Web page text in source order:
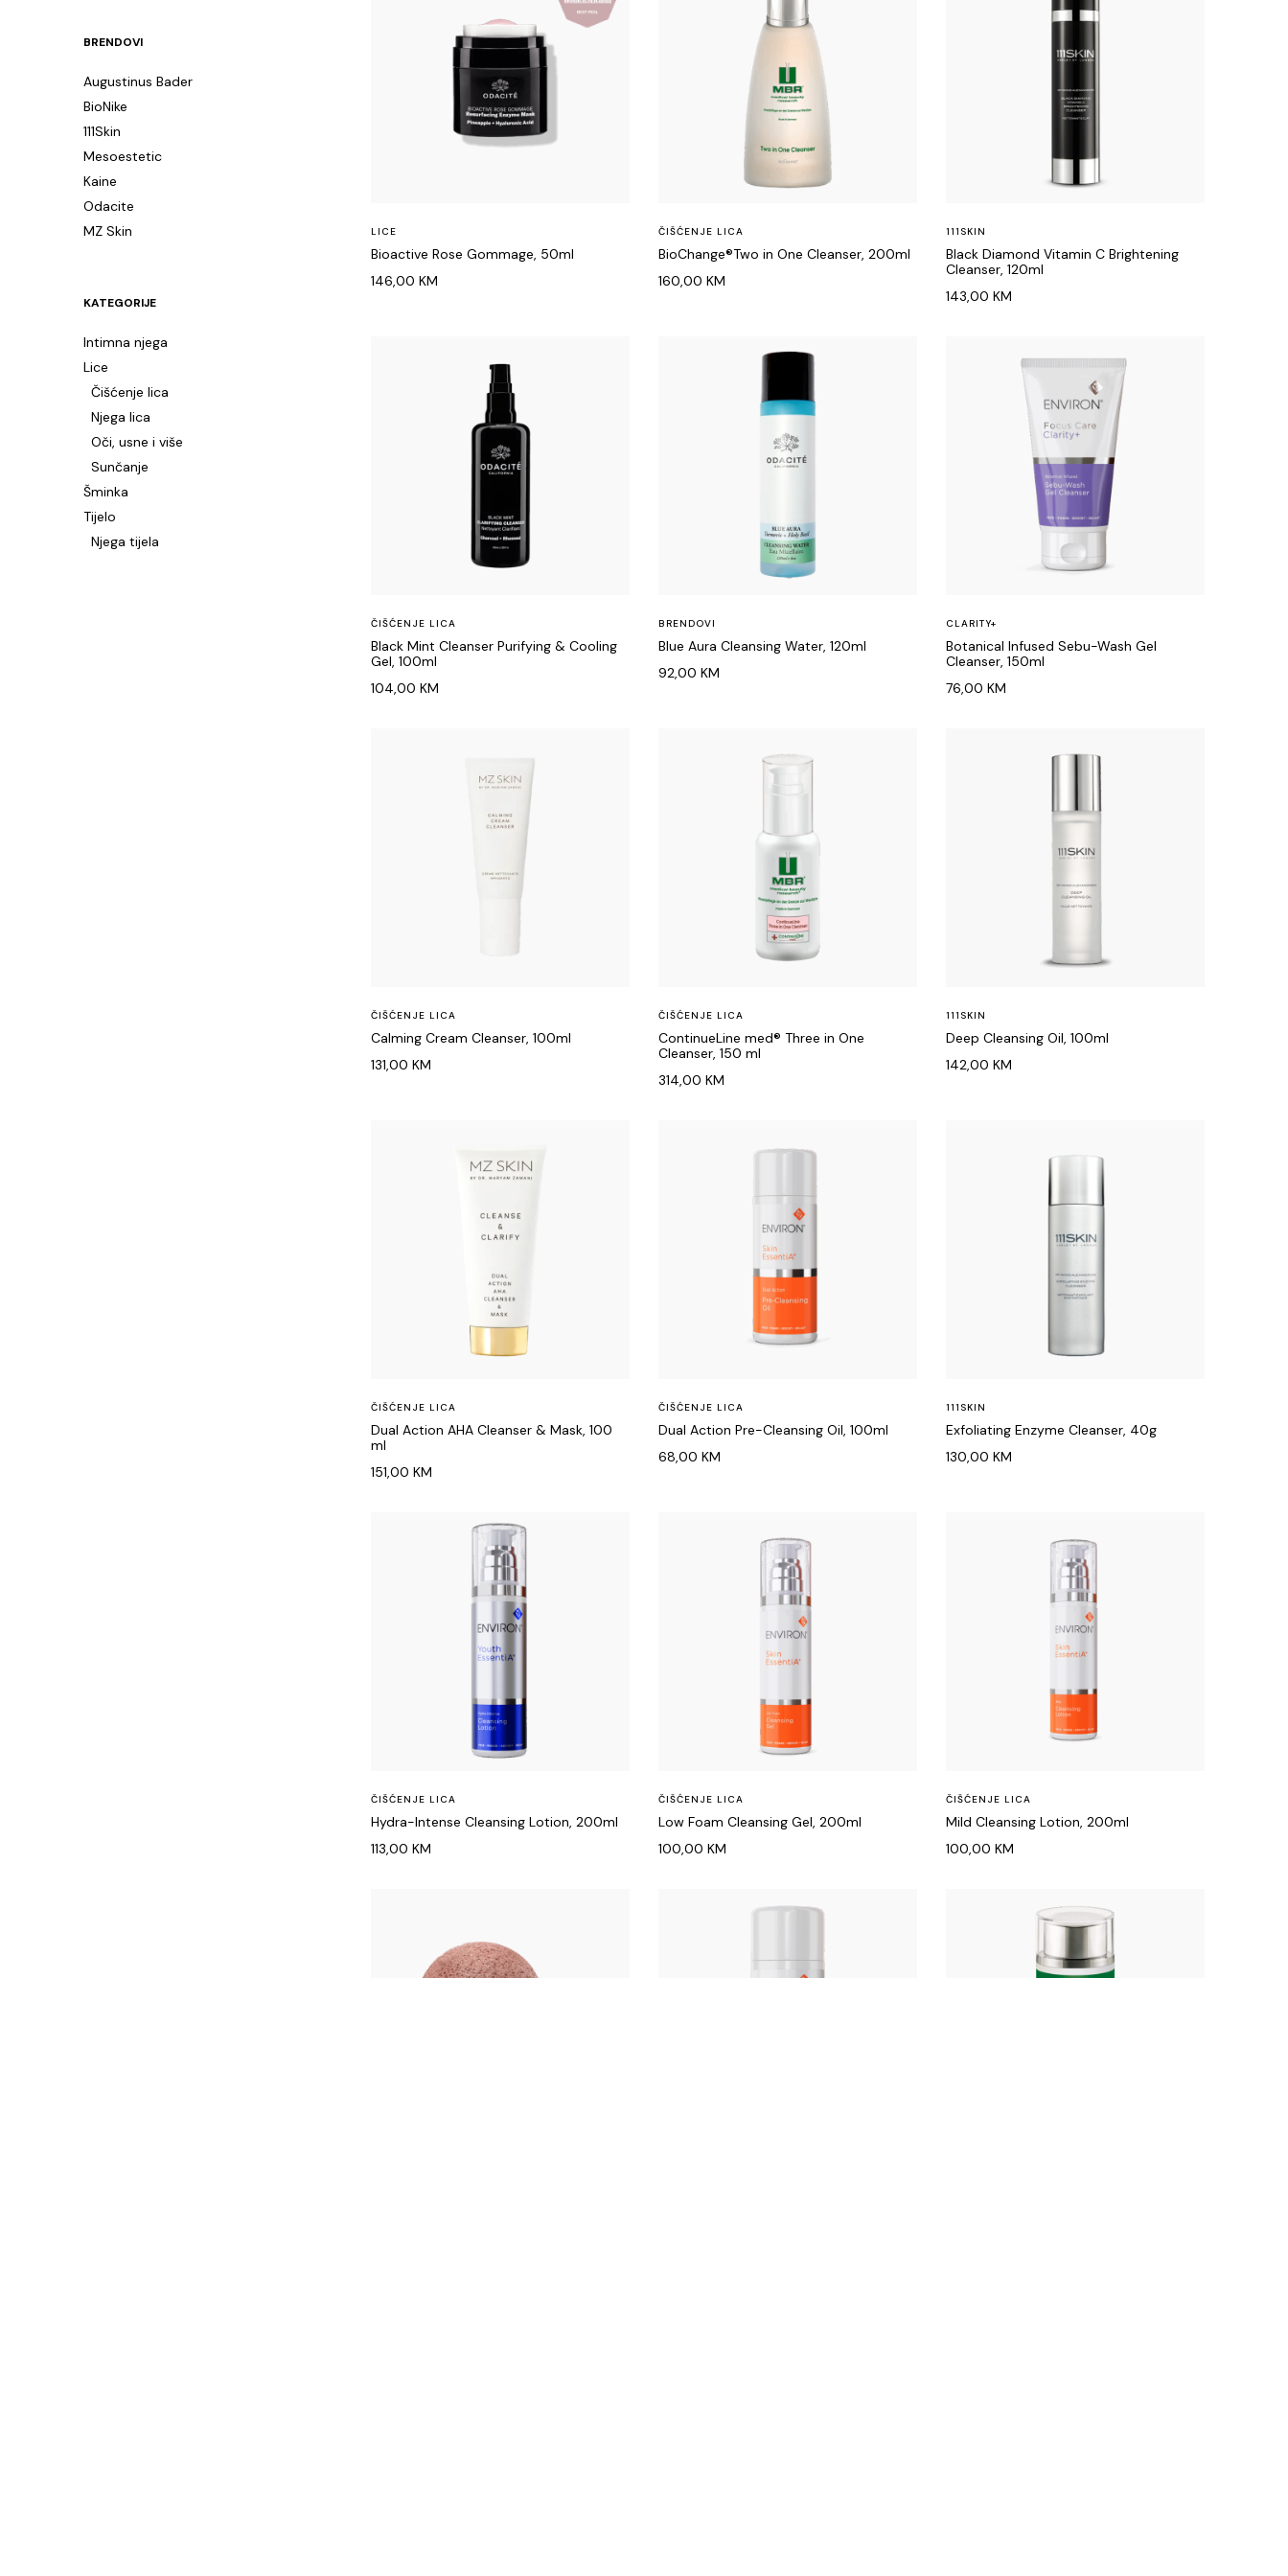
BRENDOVI
Augustinus Bader
BioNike
111Skin
Mesoestetic
Kaine
Odacite
MZ Skin
KATEGORIJE
Intimna njega
Lice
Čišćenje lica
Njega lica
Oči, usne i više
Sunčanje
Šminka
Tijelo
Njega tijela
LICE
Bioactive Rose Gommage, 50ml
146,00 KM
ČIŠĆENJE LICA
BioChange®Two in One Cleanser, 200ml
160,00 KM
111SKIN
Black Diamond Vitamin C Brightening
Cleanser, 120ml
143,00 KM
ČIŠĆENJE LICA
Black Mint Cleanser Purifying & Cooling
Gel, 100ml
104,00 KM
BRENDOVI
Blue Aura Cleansing Water, 120ml
92,00 KM
CLARITY+
Botanical Infused Sebu-Wash Gel
Cleanser, 150ml
76,00 KM
ČIŠĆENJE LICA
Calming Cream Cleanser, 100ml
131,00 KM
ČIŠĆENJE LICA
ContinueLine med® Three in One
Cleanser, 150 ml
314,00 KM
111SKIN
Deep Cleansing Oil, 100ml
142,00 KM
ČIŠĆENJE LICA
Dual Action AHA Cleanser & Mask, 100
ml
151,00 KM
ČIŠĆENJE LICA
Dual Action Pre-Cleansing Oil, 100ml
68,00 KM
111SKIN
Exfoliating Enzyme Cleanser, 40g
130,00 KM
ČIŠĆENJE LICA
Hydra-Intense Cleansing Lotion, 200ml
113,00 KM
ČIŠĆENJE LICA
Low Foam Cleansing Gel, 200ml
100,00 KM
ČIŠĆENJE LICA
Mild Cleansing Lotion, 200ml
100,00 KM